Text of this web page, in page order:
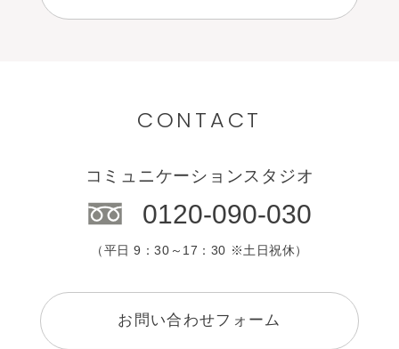
カウンセリングCONTACT
コミュニケーションスタジオ
0120-090-030
（平日 9：30～17：30 ※土日祝休）
お問い合わせフォーム